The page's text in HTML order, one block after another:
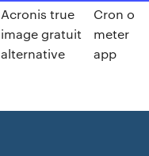
Acronis true
image gratuit
alternative
Cron o
meter
app